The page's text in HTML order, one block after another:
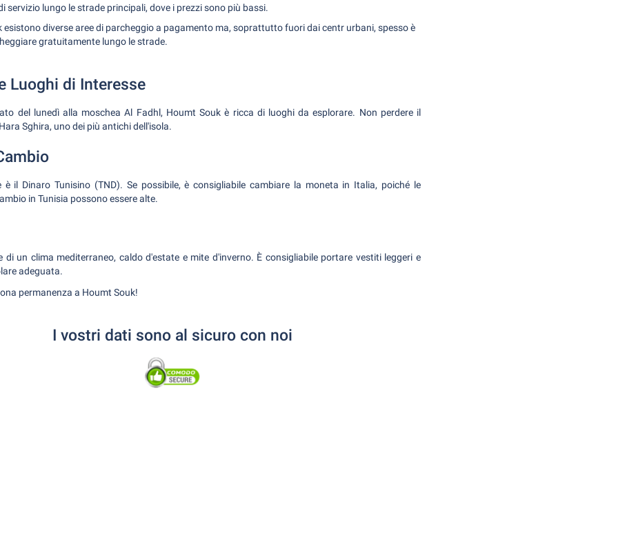
servizio lungo le strade principali, dove i prezzi sono più bassi.
esistono diverse aree di parcheggio a pagamento ma, soprattutto fuori dai centr urbani, spesso è
gratuitamente lungo le strade.
Luoghi di Interesse
del lunedì alla moschea Al Fadhl, Houmt Souk è ricca di luoghi da esplorare. Non perdere il
Sghira, uno dei più antichi dell'isola.
è il Dinaro Tunisino (TND). Se possibile, è consigliabile cambiare la moneta in Italia, poiché le
in Tunisia possono essere alte.
di un clima mediterraneo, caldo d'estate e mite d'inverno. È consigliabile portare vestiti leggeri e
adeguata.
permanenza a Houmt Souk!
I vostri dati sono al sicuro con noi